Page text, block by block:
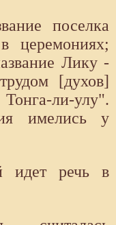
поселка
церемониях;
Лику -
[духов]
ли-улу".
имелись у
идет речь в